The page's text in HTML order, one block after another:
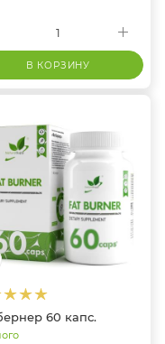
В КОРЗИНУ
60 капс.